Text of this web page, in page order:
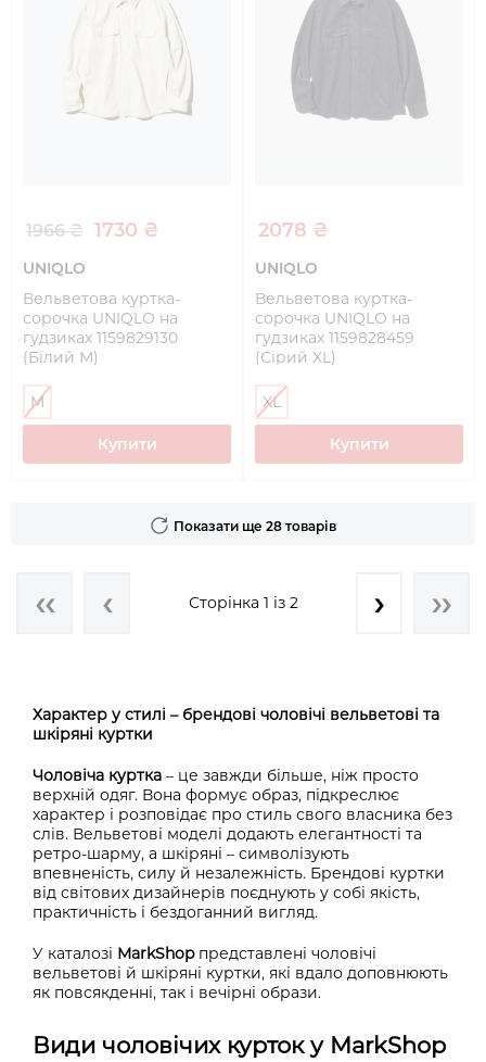
1966 ₴ 1730 ₴
UNIQLO
Вельветова куртка-
сорочка UNIQLO на
гудзиках 1159829130
(Білий M)
M
Купити
2078 ₴
UNIQLO
Вельветова куртка-
сорочка UNIQLO на
гудзиках 1159828459
(Сірий XL)
XL
Купити
Показати ще 28 товарів
Сторінка 1 із 2
Характер у стилі – брендові чоловічі вельветові та
шкіряні куртки
Чоловіча куртка – це завжди більше, ніж просто
верхній одяг. Вона формує образ, підкреслює
характер і розповідає про стиль свого власника без
слів. Вельветові моделі додають елегантності та
ретро-шарму, а шкіряні – символізують
впевненість, силу й незалежність. Брендові куртки
від світових дизайнерів поєднують у собі якість,
практичність і бездоганний вигляд.
У каталозі MarkShopпредставлені чоловічі
вельветові й шкіряні куртки, які вдало доповнюють
як повсякденні, так і вечірні образи.
Види чоловічих курток у MarkShop